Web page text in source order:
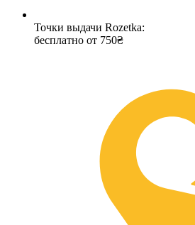
Точки выдачи Rozetka:
бесплатно от 750₴